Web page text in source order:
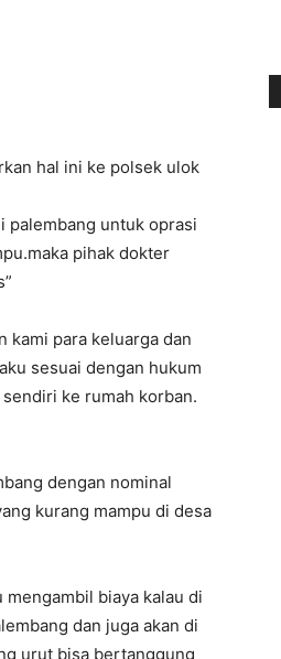
hal ini ke polsek ulok
palembang untuk oprasi
pihak dokter
kami para keluarga dan
sesuai dengan hukum
ke rumah korban.
dengan nominal
kurang mampu di desa
mengambil biaya kalau di
dan juga akan di
urut bisa bertanggung